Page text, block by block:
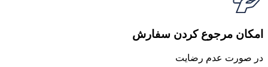
امکان مرجوع کردن سفارش
در صورت عدم رضایت